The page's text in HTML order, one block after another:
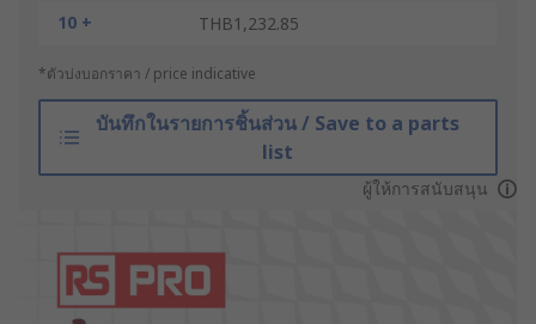
10 +
THB1,232.85
*ตัวบ่งบอกราคา / price indicative
บันทึกในรายการชิ้นส่วน / Save to a parts
list
ผู้ให้การสนับสนุน